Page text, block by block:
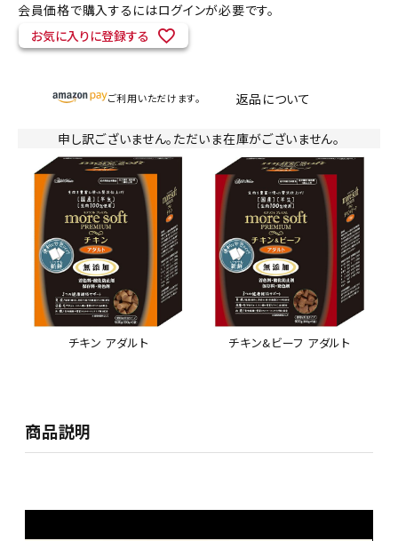
会員価格で購入するにはログインが必要です。
お気に入りに登録する
ご利用いただけます。 返品について
申し訳ございません。ただいま在庫がございません。
チキン アダルト チキン&ビーフ アダルト
商品説明